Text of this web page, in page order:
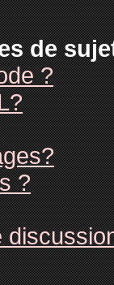
de
?
?